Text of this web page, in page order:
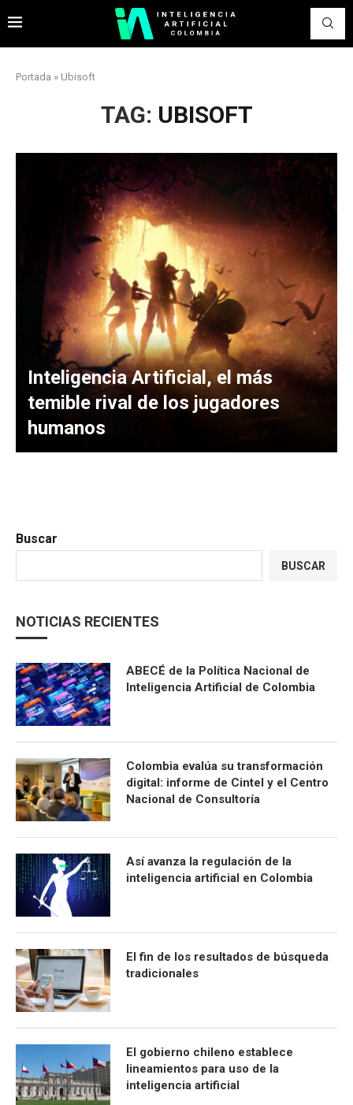
Portada » Ubisoft
TAG: UBISOFT
Inteligencia Artificial, el más
temible rival de los jugadores
humanos
Buscar
BUSCAR
NOTICIAS RECIENTES
ABECÉ de la Política Nacional de
Inteligencia Artificial de Colombia
Colombia evalúa su transformación
digital: informe de Cintel y el Centro
Nacional de Consultoría
Así avanza la regulación de la
inteligencia artificial en Colombia
El fin de los resultados de búsqueda
tradicionales
El gobierno chileno establece
lineamientos para uso de la
inteligencia artificial